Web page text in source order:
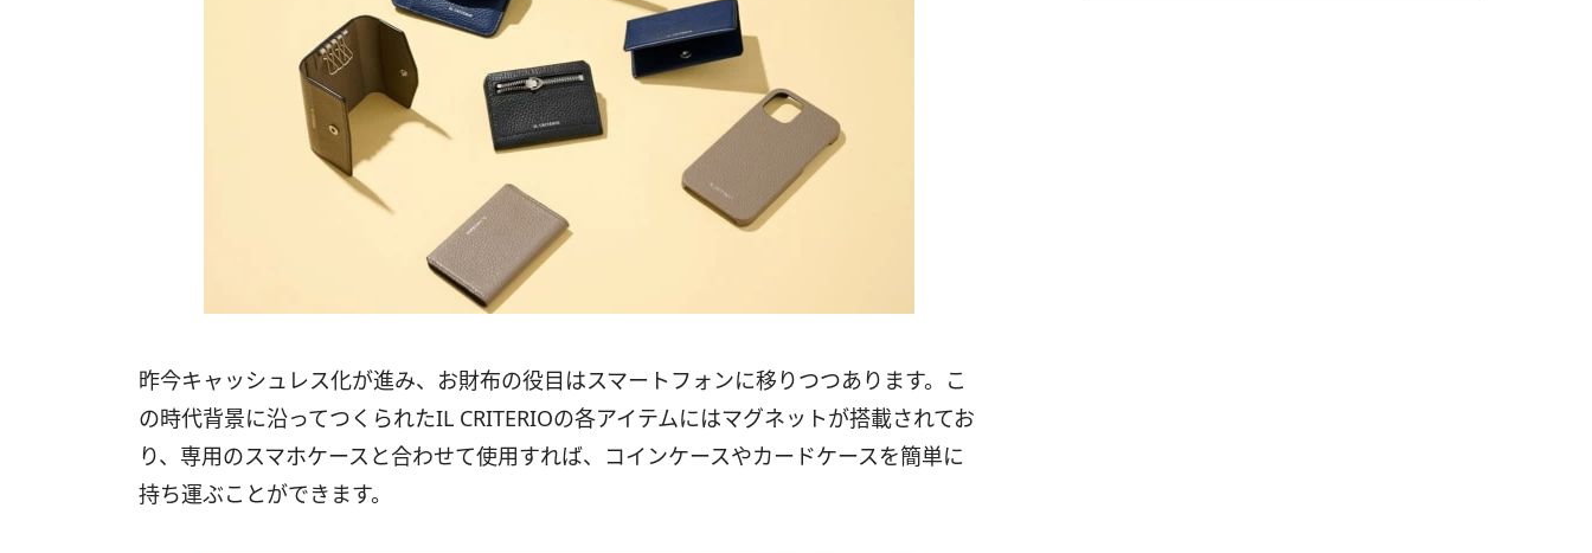
昨今キャッシュレス化が進み、お財布の役目はスマートフォンに移りつつあります。こ
の時代背景に沿ってつくられたIL CRITERIOの各アイテムにはマグネットが搭載されてお
り、専用のスマホケースと合わせて使用すれば、コインケースやカードケースを簡単に
持ち運ぶことができます。